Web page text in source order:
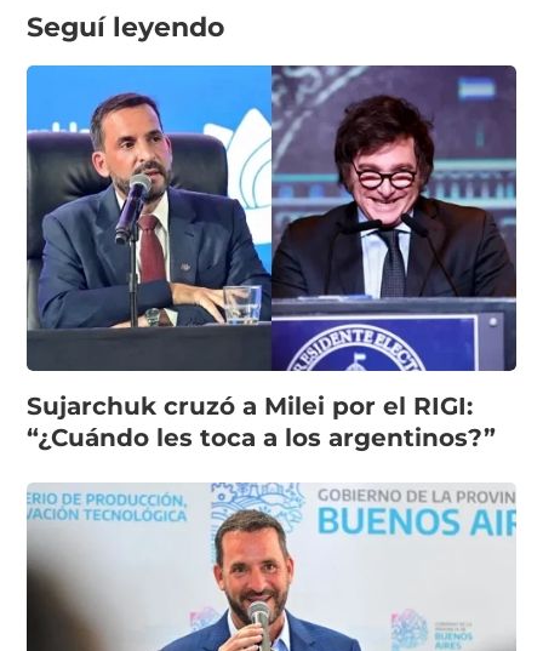
Seguí leyendo
Sujarchuk cruzó a Milei por el RIGI:
“¿Cuándo les toca a los argentinos?”